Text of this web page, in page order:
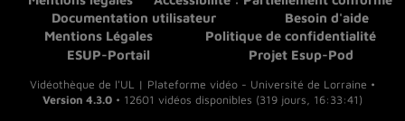
Documentation utilisateur
Besoin d'aide
Mentions Légales
Politique de confidentialité
ESUP-Portail
Projet Esup-Pod
Vidéothèque de l'UL | Plateforme vidéo - Université de Lorraine •
Version 4.3.0 • 12601 vidéos disponibles (319 jours, 16:33:41)